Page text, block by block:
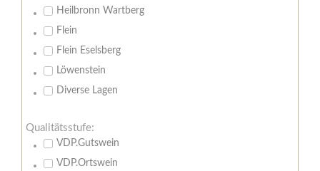
Heilbronn Wartberg
Flein
Flein Eselsberg
Löwenstein
Diverse Lagen
Qualitätsstufe:
VDP.Gutswein
VDP.Ortswein